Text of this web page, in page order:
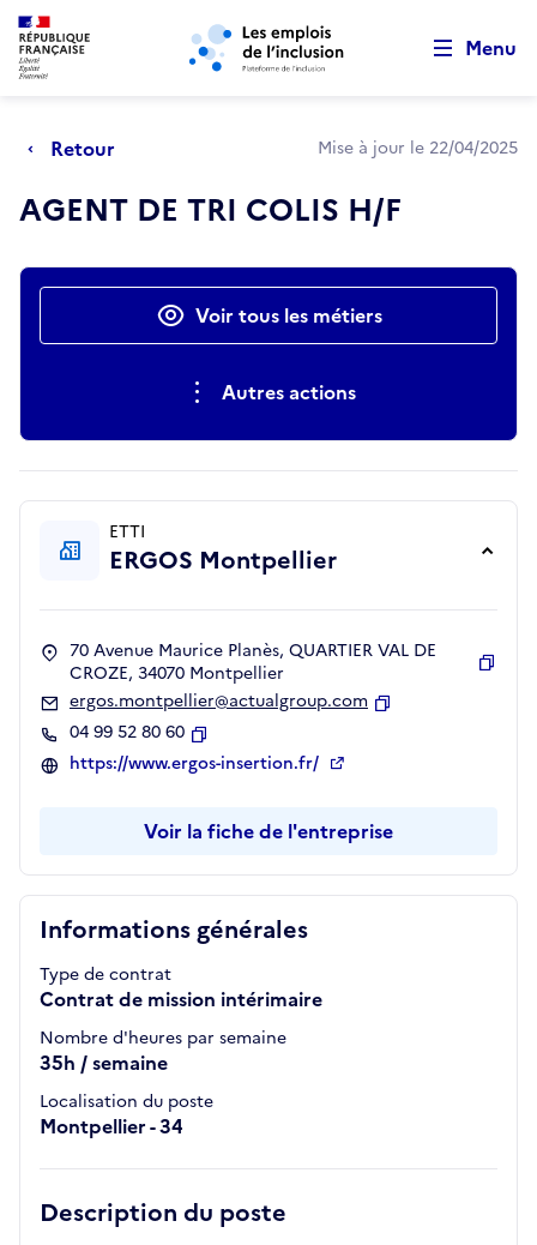
Aller au menu principal Aller au contenu principal
Menu
Retour Mise à jour le 22/04/2025
AGENT DE TRI COLIS H/F
Actions rapidesVoir tous les métiers
Autres actions
Informations générales
Type de contrat
Contrat de mission intérimaire
Nombre d'heures par semaine
35h / semaine
Localisation du poste
Montpellier - 34
Description du poste
ETTI
ERGOS Montpellier
70 Avenue Maurice Planès, QUARTIER VAL DE
CROZE, 34070 Montpellier
ergos.montpellier@actualgroup.com
04 99 52 80 60
Copier
https://www.ergos-insertion.fr/
Voir la fiche de l'entreprise
Retour au début de la page
Panneau de gestion des cookies